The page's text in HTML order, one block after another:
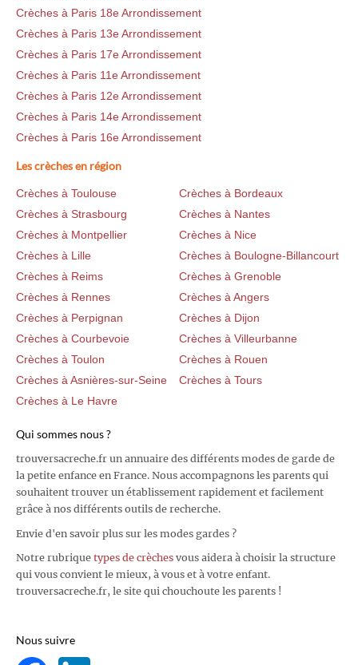
Crèches à Paris 18e Arrondissement
Crèches à Paris 13e Arrondissement
Crèches à Paris 17e Arrondissement
Crèches à Paris 11e Arrondissement
Crèches à Paris 12e Arrondissement
Crèches à Paris 14e Arrondissement
Crèches à Paris 16e Arrondissement
Les crèches en région
Crèches à Toulouse
Crèches à Bordeaux
Crèches à Strasbourg
Crèches à Nantes
Crèches à Montpellier
Crèches à Nice
Crèches à Lille
Crèches à Boulogne-Billancourt
Crèches à Reims
Crèches à Grenoble
Crèches à Rennes
Crèches à Angers
Crèches à Perpignan
Crèches à Dijon
Crèches à Courbevoie
Crèches à Villeurbanne
Crèches à Toulon
Crèches à Rouen
Crèches à Asnières-sur-Seine
Crèches à Tours
Crèches à Le Havre
Qui sommes nous ?
trouversacreche.fr un annuaire des différents modes de garde de
la petite enfance en France. Nous accompagnons les parents qui
souhaitent trouver un établissement rapidement et facilement
grâce à nos différents outils de recherche.
Envie d'en savoir plus sur les modes gardes ?
Notre rubrique types de crèches vous aidera à choisir la structure
qui vous convient le mieux, à vous et à votre enfant.
trouversacreche.fr, le site qui chouchoute les parents !
Nous suivre